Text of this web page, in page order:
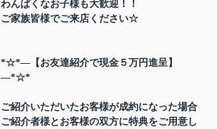
わんぱくなお子様も大歓迎！！
ご家族皆様でご来店ください☆
*☆*―【お友達紹介で現金５万円進呈】
―*☆*
ご紹介いただいたお客様が成約になった場合
ご紹介者様とお客様の双方に特典をご用意し